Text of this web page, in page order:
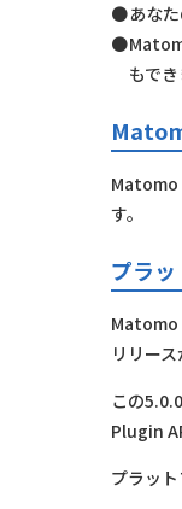
あな
もでき
Matomo
す。
プラ
Matomo
リリー
この
Plugin
プラッ